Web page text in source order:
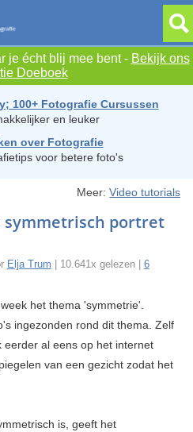
je écht blij mee bent - Bekijk ons
Doeboek
100+ Fotografie Cursussen
en leuker
over Fotografie
voor betere foto's
Meer:Video tutorials
portret
Elja Trum | 10.641x gelezen | 6
het thema 'symmetrie'.
ingezonden rond dit thema. Zelf
eerder al eens op het internet
van een gezicht zodat het
is, geeft het